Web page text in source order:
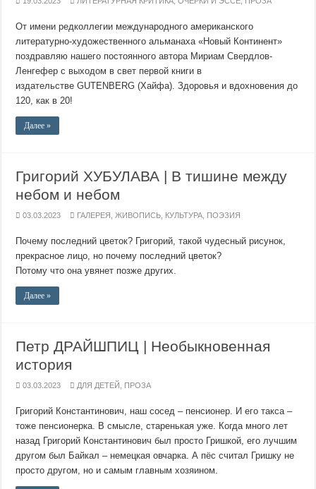
От имени редколлегии международного американского
литературно-художественного альманаха «Новый Континент»
поздравляю нашего постоянного автора Мириам Свердлов-
Ленгефер с выходом в свет первой книги в
издательстве GUTENBERG (Хайфа). Здоровья и вдохновения до
120, как в 20!
Далее »
Григорий ХУБУЛАВА | В тишине между
небом и небом
03.03.2023 ГАЛЕРЕЯ ,ЖИВОПИСЬ КУЛЬТУРА ПОЭЗИЯ
Почему последний цветок? Григорий, такой чудесный рисунок,
прекрасное лицо, но почему последний цветок?
Потому что она увянет позже других.
Далее »
Петр ДРАЙШПИЦ | Необыкновенная
история
03.03.2023 ДЛЯ ДЕТЕЙ ПРОЗА
Григорий Константинович, наш сосед – пенсионер. И его такса –
тоже пенсионерка. В смысле, старенькая уже. Когда много лет
назад Григорий Константинович был просто Гришкой, его лучшим
другом был Байкал – немецкая овчарка. А пёс считал Гришку не
просто другом, но и самым главным хозяином.